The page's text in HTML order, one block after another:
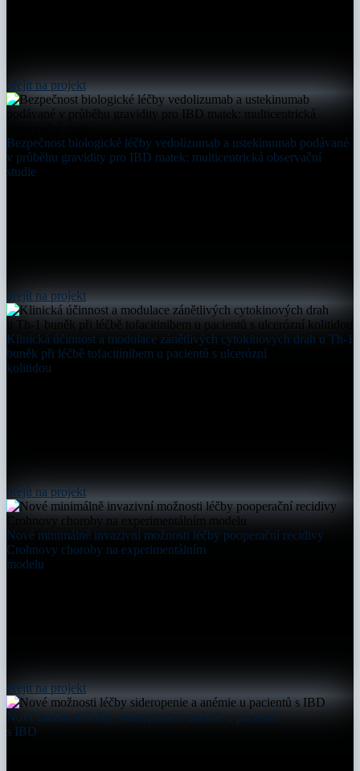
přejít na projekt
Bezpečnost biologické léčby vedolizumab a ustekinumab podávané
v průběhu gravidity pro IBD matek: multicentrická observační
studie
přejít na projekt
Klinická účinnost a modulace zánětlivých cytokinových drah u Th-1
buněk při léčbě tofacitinibem u pacientů s ulcerózní
kolitidou
přejít na projekt
Nové minimálně invazivní možnosti léčby pooperační recidivy
Crohnovy choroby na experimentálním
modelu
přejít na projekt
Nové možnosti léčby sideropenie a anémie u pacientů
s IBD